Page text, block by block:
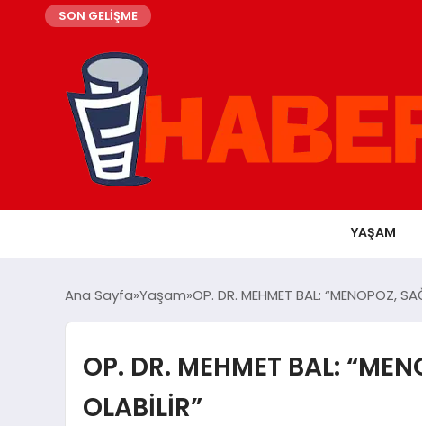
SON GELİŞME
YAŞAM
Ana Sayfa Yaşam OP. DR. MEHMET BAL: “MENOPOZ,
OP. DR. MEHMET BAL:
OLABİLİR”